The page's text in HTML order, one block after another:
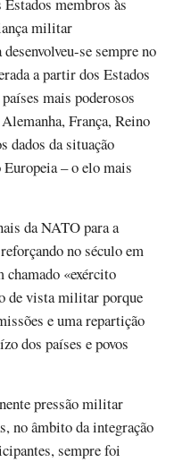
militar
se sempre no
a partir dos Estados
mais poderosos
França, Reino
dados da situação
Europeia – o elo mais
da NATO para a
no século em
chamado «exército
de vista militar porque
e uma repartição
dos países e povos
pressão militar
no âmbito da integração
sempre foi